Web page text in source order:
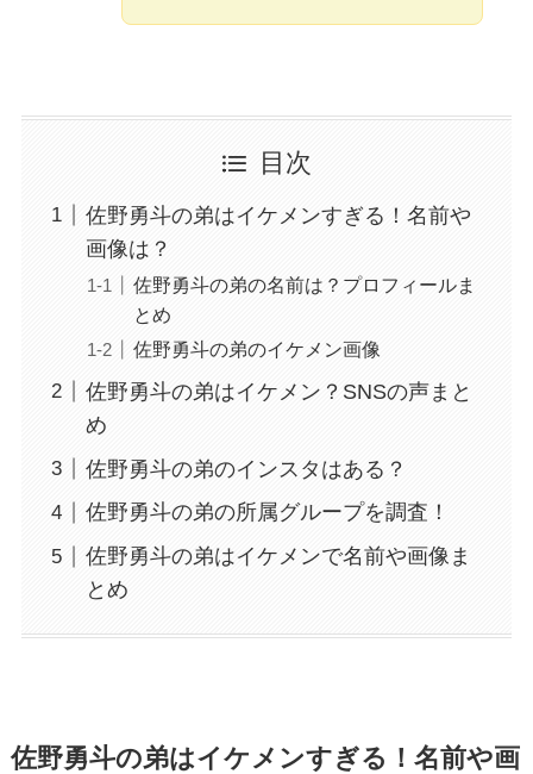
目次
佐野勇斗の弟はイケメンすぎる！名前や
画像は？
佐野勇斗の弟の名前は？プロフィールま
とめ
佐野勇斗の弟のイケメン画像
佐野勇斗の弟はイケメン？SNSの声まと
め
佐野勇斗の弟のインスタはある？
佐野勇斗の弟の所属グループを調査！
佐野勇斗の弟はイケメンで名前や画像ま
とめ
佐野勇斗の弟はイケメンすぎる！名前や画